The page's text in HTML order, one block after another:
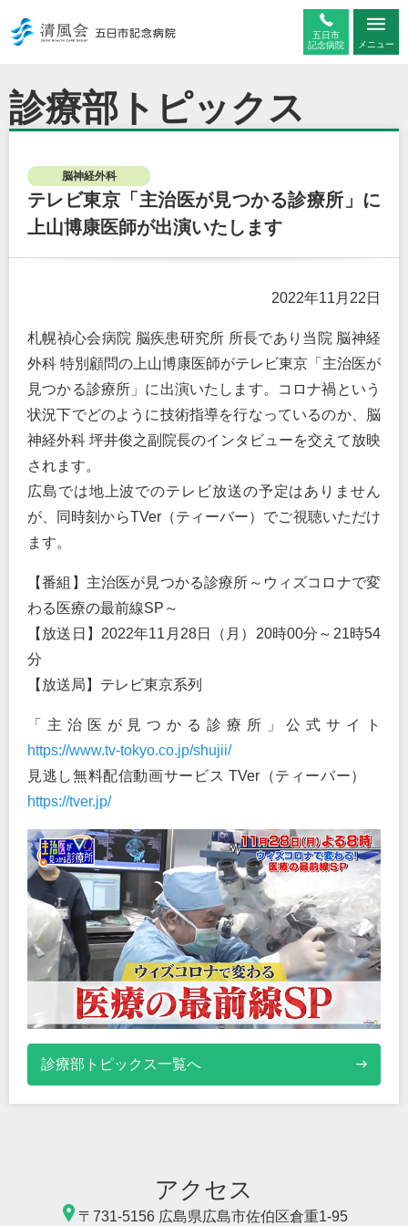
五日市
記念病院
メニュー
診療部トピックス
脳神経外科
テレビ東京「主治医が見つかる診療所」に
上山博康医師が出演いたします
2022年11月22日
札幌禎心会病院 脳疾患研究所 所長であり当院 脳神経
外科 特別顧問の上山博康医師がテレビ東京「主治医が
見つかる診療所」に出演いたします。コロナ禍という
状況下でどのように技術指導を行なっているのか、脳
神経外科 坪井俊之副院長のインタビューを交えて放映
されます。
広島では地上波でのテレビ放送の予定はありません
が、同時刻からTVer（ティーバー）でご視聴いただけ
ます。
【番組】主治医が見つかる診療所～ウィズコロナで変
わる医療の最前線SP～
【放送日】2022年11月28日（月）20時00分～21時54
分
【放送局】テレビ東京系列
「主治医が見つかる診療所」公式サイト
https://www.tv-tokyo.co.jp/shujii/
見逃し無料配信動画サービス TVer（ティーバー）
https://tver.jp/
診療部トピックス一覧へ
アクセス
〒731-5156 広島県広島市佐伯区倉重1-95